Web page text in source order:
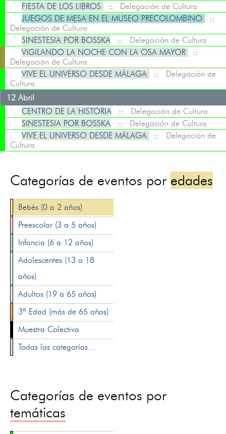
FIESTA DE LOS LIBROS :: Delegación de Cultura
JUEGOS DE MESA EN EL MUSEO PRECOLOMBINO
::
Delegación de Cultura
SINESTESIA POR BOSSKA :: Delegación de Cultura
VIGILANDO LA NOCHE CON LA OSA MAYOR
::
Delegación de Cultura
VIVE EL UNIVERSO DESDE MÁLAGA
:: Delegación de
Cultura
12 Abril
CENTRO DE LA HISTORIA :: Delegación de Cultura
SINESTESIA POR BOSSKA :: Delegación de Cultura
VIVE EL UNIVERSO DESDE MÁLAGA
:: Delegación de
Cultura
Categorías de eventos por edades
Bebés (0 a 2 años)
Preescolar (3 a 5 años)
Infancia (6 a 12 años)
Adolescentes (13 a 18
años)
Adultos (19 a 65 años)
3ª Edad (más de 65 años)
Muestra Colectiva
Todas las categorías...
Categorías de eventos por
temáticas